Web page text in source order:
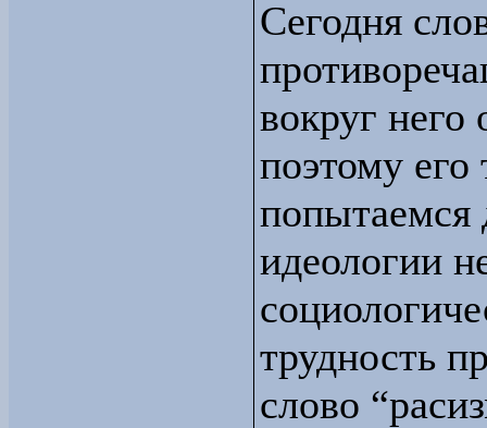
Сегодня
вокруг него
поэтому
попытаемся
идеологии
трудность
слово